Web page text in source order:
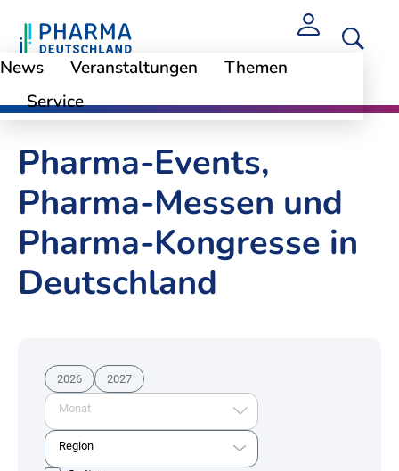
News Veranstaltungen
Themen
Service
Pharma-Events,
Pharma-Messen und
Pharma-Kongresse in
Deutschland
2026 2027
Monat
Monat
Region
Region